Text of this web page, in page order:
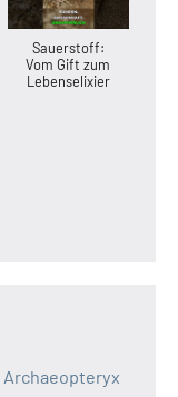
Sauerstoff:
Vom Gift zum
Lebenselixier
Archaeopteryx